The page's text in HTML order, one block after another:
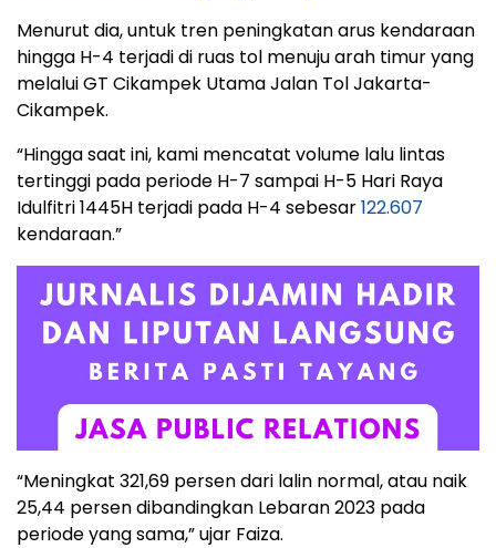
Menurut dia, untuk tren peningkatan arus kendaraan
hingga H-4 terjadi di ruas tol menuju arah timur yang
melalui GT Cikampek Utama Jalan Tol Jakarta-
Cikampek.
“Hingga saat ini, kami mencatat volume lalu lintas
tertinggi pada periode H-7 sampai H-5 Hari Raya
Idulfitri 1445H terjadi pada H-4 sebesar122.607
kendaraan.”
“Meningkat 321,69 persen dari lalin normal, atau naik
25,44 persen dibandingkan Lebaran 2023 pada
periode yang sama,” ujar Faiza.